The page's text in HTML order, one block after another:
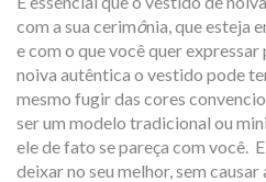
com a sua cerimônia, que esteja
e com o que você quer expressar
noiva autêntica o vestido pode
mesmo fugir das cores
ser um modelo tradicional ou
ele de fato se pareça com você.
deixarno seu melhor, sem